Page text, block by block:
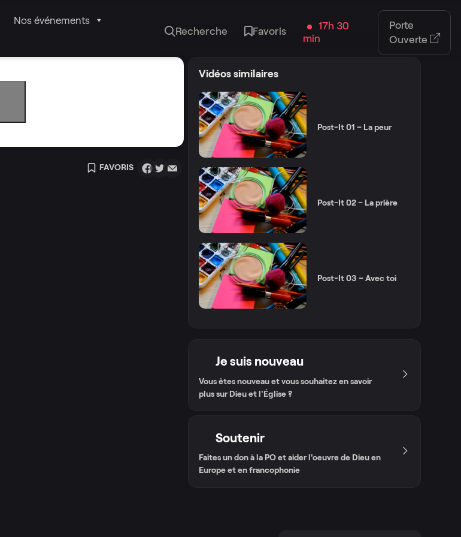
Nos événements
Recherche Favoris
17h 30
min
Porte
Ouverte
FAVORIS
Vidéos similaires
Post-It 01 – La peur
Post-It 02 – La prière
Post-It 03 – Avec toi
Je suis nouveau
Vous êtes nouveau et vous souhaitez en savoir
plus sur Dieu et l'Église ?
Soutenir
Faites un don à la PO et aider l'oeuvre de Dieu en
Europe et en francophonie